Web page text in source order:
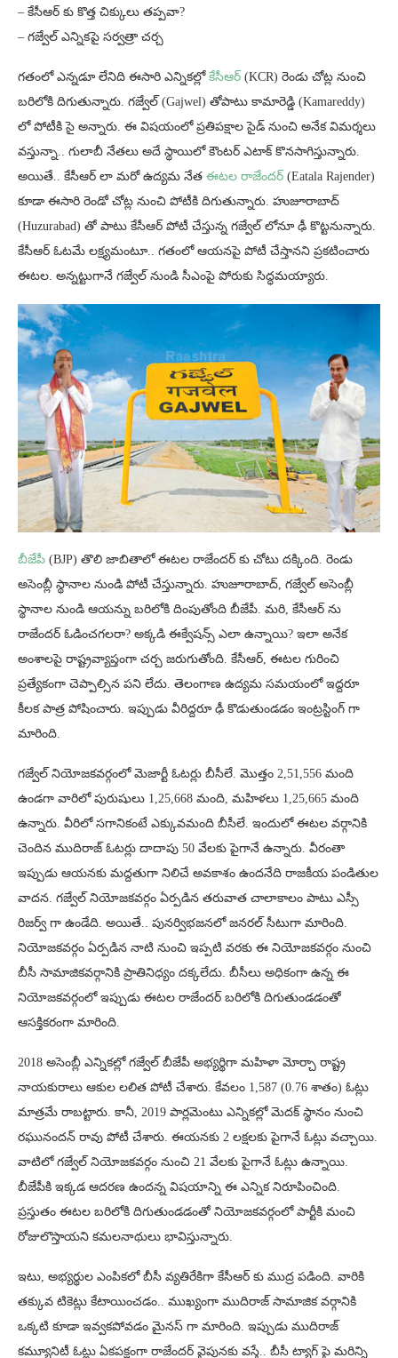
– కేసీఆర్ కు కొత్త చిక్కులు తప్పవా?
– గజ్వేల్ ఎన్నికపై సర్వత్రా చర్చ
గతంలో ఎన్నడూ లేనిది ఈసారి ఎన్నికల్లో కేసీఆర్ (KCR) రెండు చోట్ల నుంచి
బరిలోకి దిగుతున్నారు. గజ్వేల్ (Gajwel) తోపాటు కామారెడ్డి (Kamareddy)
లో పోటీకి సై అన్నారు. ఈ విషయంలో ప్రతిపక్షాల సైడ్ నుంచి అనేక విమర్శలు
వస్తున్నా.. గులాబీ నేతలు అదే స్థాయిలో కౌంటర్ ఎటాక్ కొనసాగిస్తున్నారు.
అయితే.. కేసీఆర్ లా మరో ఉద్యమ నేత ఈటల రాజేందర్ (Eatala Rajender)
కూడా ఈసారి రెండో చోట్ల నుంచి పోటీకి దిగుతున్నారు. హుజూరాబాద్
(Huzurabad) తో పాటు కేసీఆర్ పోటీ చేస్తున్న గజ్వేల్ లోనూ ఢీ కొట్టనున్నారు.
కేసీఆర్ ఓటమే లక్ష్యమంటూ.. గతంలో ఆయనపై పోటీ చేస్తానని ప్రకటించారు
ఈటల. అన్నట్టుగానే గజ్వేల్ నుండి సీఎంపై పోరుకు సిద్ధమయ్యారు.
బీజేపీ (BJP) తొలి జాబితాలో ఈటల రాజేందర్ కు చోటు దక్కింది. రెండు
అసెంబ్లీ స్థానాల నుండి పోటీ చేస్తున్నారు. హుజూరాబాద్, గజ్వేల్ అసెంబ్లీ
స్థానాల నుండి ఆయన్ను బరిలోకి దింపుతోంది బీజేపీ. మరి, కేసీఆర్ ను
రాజేందర్ ఓడించగలరా? అక్కడి ఈక్వేషన్స్ ఎలా ఉన్నాయి? ఇలా అనేక
అంశాలపై రాష్ట్రవ్యాప్తంగా చర్చ జరుగుతోంది. కేసీఆర్, ఈటల గురించి
ప్రత్యేకంగా చెప్పాల్సిన పని లేదు. తెలంగాణ ఉద్యమ సమయంలో ఇద్దరూ
కీలక పాత్ర పోషించారు. ఇప్పుడు వీరిద్దరూ ఢీ కొడుతుండడం ఇంట్రస్టింగ్ గా
మారింది.
గజ్వేల్ నియోజకవర్గంలో మెజార్టీ ఓటర్లు బీసీలే. మొత్తం 2,51,556 మంది
ఉండగా వారిలో పురుషులు 1,25,668 మంది, మహిళలు 1,25,665 మంది
ఉన్నారు. వీరిలో సగానికంటే ఎక్కువమంది బీసీలే. ఇందులో ఈటల వర్గానికి
చెందిన ముదిరాజ్ ఓటర్లు దాదాపు 50 వేలకు పైగానే ఉన్నారు. వీరంతా
ఇప్పుడు ఆయనకు మద్దతుగా నిలిచే అవకాశం ఉందనేది రాజకీయ పండితుల
వాదన. గజ్వేల్ నియోజకవర్గం ఏర్పడిన తరువాత చాలాకాలం పాటు ఎస్సీ
రిజర్వ్ ​గా ఉండేది. అయితే.. పునర్విభజనలో జనరల్ సీటుగా మారింది.
నియోజకవర్గం ఏర్పడిన నాటి నుంచి ఇప్పటి వరకు ఈ నియోజకవర్గం నుంచి
బీసీ సామాజికవర్గానికి ప్రాతినిధ్యం దక్కలేదు. బీసీలు అధికంగా ఉన్న ఈ
నియోజకవర్గంలో ఇప్పుడు ఈటల రాజేందర్ బరిలోకి దిగుతుండడంతో
ఆసక్తికరంగా మారింది.
2018 అసెంబ్లీ ఎన్నికల్లో గజ్వేల్ బీజేపీ అభ్యర్థిగా మహిళా మోర్చా రాష్ట్ర
నాయకురాలు ఆకుల లలిత పోటీ చేశారు. కేవలం 1,587 (0.76 శాతం) ఓట్లు
మాత్రమే రాబట్టారు. కానీ, 2019 పార్లమెంటు ఎన్నికల్లో మెదక్ స్థానం నుంచి
రఘునందన్ రావు పోటీ చేశారు. ఈయనకు 2 లక్షలకు పైగానే ఓట్లు వచ్చాయి.
వాటిలో గజ్వేల్ నియోజకవర్గం నుంచి 21 వేలకు పైగానే ఓట్లు ఉన్నాయి.
బీజేపీకి ఇక్కడ ఆదరణ ఉందన్న విషయాన్ని ఈ ఎన్నిక నిరూపించింది.
ప్రస్తుతం ఈటల బరిలోకి దిగుతుండడంతో నియోజకవర్గంలో పార్టీకి మంచి
రోజులొస్తాయని కమలనాథులు భావిస్తున్నారు.
ఇటు, అభ్యర్థుల ఎంపికలో బీసీ వ్యతిరేకిగా కేసీఆర్ కు ముద్ర పడింది. వారికి
తక్కువ టికెట్లు కేటాయించడం.. ముఖ్యంగా ముదిరాజ్ సామాజిక వర్గానికి
ఒక్కటి కూడా ఇవ్వకపోవడం మైనస్ గా మారింది. ఇప్పుడు ముదిరాజ్
కమ్యూనిటీ ఓట్లు ఏకపక్షంగా రాజేందర్ వైపునకు వస్తే.. బీసీ ట్యాగ్ పై మరిన్ని